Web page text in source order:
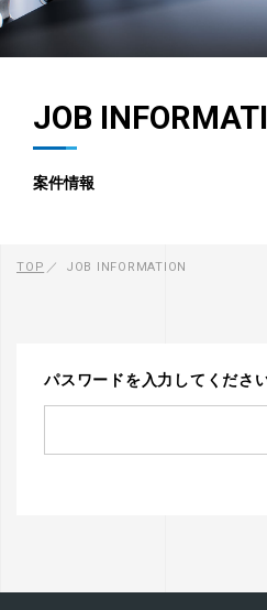
JOB
案件情報
TOP JOB INFORMATION
パスワードを入力してくださ